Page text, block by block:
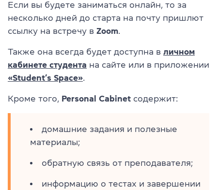
Если вы будете заниматься онлайн, то за
несколько дней до старта на почту пришлют
ссылку на встречу в Zoom.
Также она всегда будет доступна в личном
кабинете студента на сайте или в приложении
«Student’s Space».
Кроме того, Personal Cabinet содержит:
домашние задания и полезные
материалы;
обратную связь от преподавателя;
информацию о тестах и завершении